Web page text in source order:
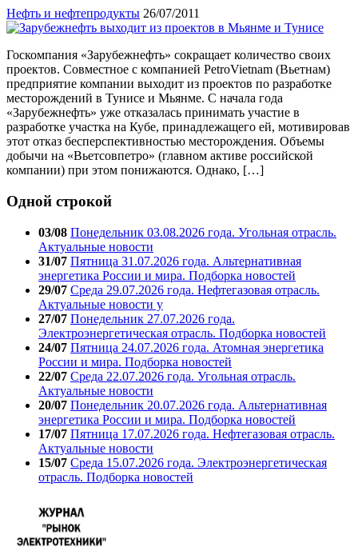
Нефть и нефтепродукты 26/07/2011
Госкомпания «Зарубежнефть» сокращает количество своих
проектов. Совместное с компанией PetroVietnam (Вьетнам)
предприятие компании выходит из проектов по разработке
месторождений в Тунисе и Мьянме. С начала года
«Зарубежнефть» уже отказалась принимать участие в
разработке участка на Кубе, принадлежащего ей, мотивировав
этот отказ бесперспективностью месторождения. Объемы
добычи на «Вьетсовпетро» (главном активе российской
компании) при этом понижаются. Однако, […]
Одной строкой
03/08 Понедельник 03.08.2026 года. Угольная отрасль.
Актуальные новости
31/07 Пятница 31.07.2026 года. Альтернативная
энергетика России и мира. Подборка новостей
29/07 Среда 29.07.2026 года. Нефтегазовая отрасль.
Актуальные новости у
27/07 Понедельник 27.07.2026 года.
Электроэнергетическая отрасль. Подборка новостей
24/07 Пятница 24.07.2026 года. Атомная энергетика
России и мира. Подборка новостей
22/07 Среда 22.07.2026 года. Угольная отрасль.
Актуальные новости
20/07 Понедельник 20.07.2026 года. Альтернативная
энергетика России и мира. Подборка новостей
17/07 Пятница 17.07.2026 года. Нефтегазовая отрасль.
Актуальные новости
15/07 Среда 15.07.2026 года. Электроэнергетическая
отрасль. Подборка новостей